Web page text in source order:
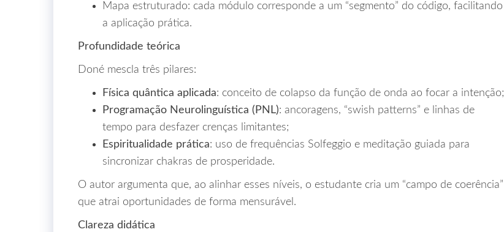
Mapa estruturado: cada módulo corresponde a um “segmento” do código, facilitando
a aplicação prática.
Profundidade teórica
Doné mescla três pilares:
Física quântica aplicada: conceito de colapso da função de onda ao focar a intenção;
Programação Neurolinguística (PNL): ancoragens, “swish patterns” e linhas de
tempo para desfazer crenças limitantes;
Espiritualidade prática: uso de frequências Solfeggio e meditação guiada para
sincronizar chakras de prosperidade.
O autor argumenta que, ao alinhar esses níveis, o estudante cria um “campo de coerência”
que atrai oportunidades de forma mensurável.
Clareza didática